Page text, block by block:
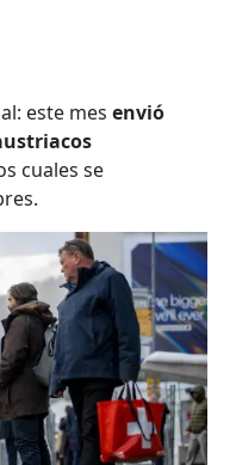
este mesenvió
cuales se